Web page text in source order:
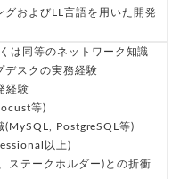
グおよびLL言語を用いた開発
は同等のネットワーク知識
デスクの実務経験
経験
等)
(MySQL, PostgreSQL等)
以上)
ステークホルダー)との折衝